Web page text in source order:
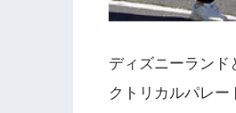
ディズニーランド
クトリカルパレー